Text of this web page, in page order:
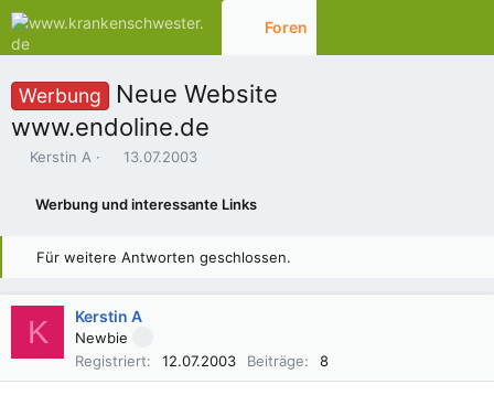
Foren
Werbung
Neue Website
www.endoline.de
E
s
e
Kerstin A
E
s
t
l
t
a
m
13.07.2003
Werbung und interessante Links
Für weitere Antworten geschlossen.
K Kerstin A
Newbie
Registriert
12.07.2003 Beiträge 8